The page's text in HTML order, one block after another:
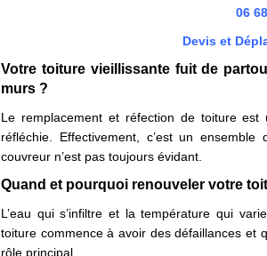
06
Devis et
Votre toiture vieillissante fuit de
murs ?
Le remplacement et réfection de toiture
réfléchie. Effectivement, c’est un
couvreur n’est pas toujours évidant.
Quand et pourquoi renouveler votre
L’eau qui s’infiltre et la température qui
toiture commence à avoir des défaillances et
rôle principal.